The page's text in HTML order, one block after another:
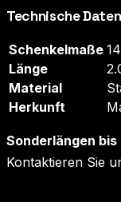
Technische Daten
Schenkelmaße
Länge
Material
Herkunft
Sonderlängen
Kontaktieren Sie